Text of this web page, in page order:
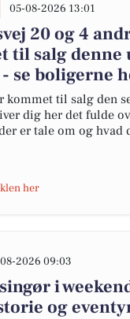
05-08-2026 13:01
20 og 4
til salg denne
se boligerne
kommet til salg den
dig her det fulde
er tale om og hvad
her
2026 09:03
i
og